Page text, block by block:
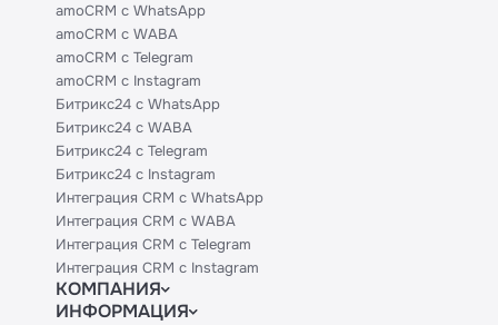
amoCRM с WhatsApp
amoCRM с WABA
amoCRM с Telegram
amoCRM с Instagram
Битрикс24 с WhatsApp
Битрикс24 с WABA
Битрикс24 с Telegram
Битрикс24 с Instagram
Интеграция CRM с WhatsApp
Интеграция CRM с WABA
Интеграция CRM с Telegram
Интеграция CRM с Instagram
КОМПАНИЯ
Блог
ИНФОРМАЦИЯ